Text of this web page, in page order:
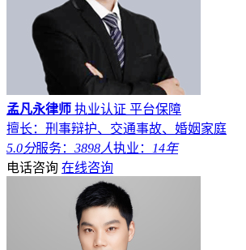
孟凡永律师 执业认证 平台保障
擅长：刑事辩护、交通事故、婚姻家庭
5.0分服务： 3898人执业：
14年
电话咨询 在线咨询